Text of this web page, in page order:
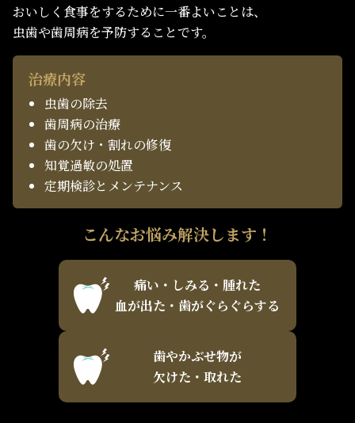
おいしく食事をするために一番よいことは、
虫歯や歯周病を予防することです。
治療内容
虫歯の除去
歯周病の治療
歯の欠け・割れの修復
知覚過敏の処置
定期検診とメンテナンス
こんなお悩み解決します！
痛い・しみる・腫れた
血が出た・歯がぐらぐらする
歯やかぶせ物が
欠けた・取れた